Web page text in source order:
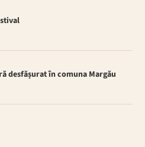
desfășurat în comuna Margău